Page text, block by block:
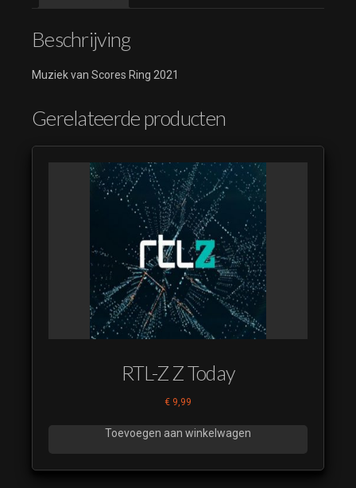
Scores Ring 2021
(luistervoorbeeld)
Scores Ring 2021
Scores Ring 2021
09
(luistervoorbeeld)
Scores Ring 2021
Scores Ring 2021
(luistervoorbeeld)
Beschrijving
Muziek van Scores Ring 2021
Gerelateerde producten
RTL-Z Z Today
€ 9,99
Toevoegen aan winkelwagen